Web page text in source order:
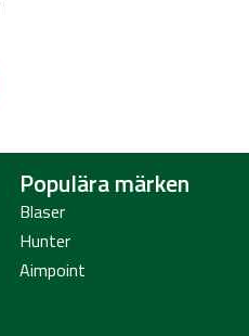
Populära märken
Blaser
Hunter
Aimpoint